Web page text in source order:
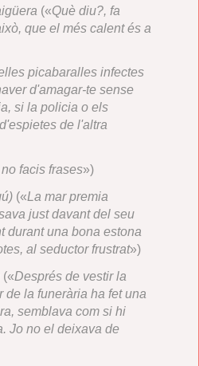
(«Què diu?, fa
que el més calent és a
picabaralles infectes
d'amagar-te sense
si la policia o els
de l'altra
facis frases»)
(«La mar premia
just davant del seu
durant una bona estona
al seductor frustrat»)
(«Després de vestir la
de la funerària ha fet una
semblava com si hi
Jo no el deixava de